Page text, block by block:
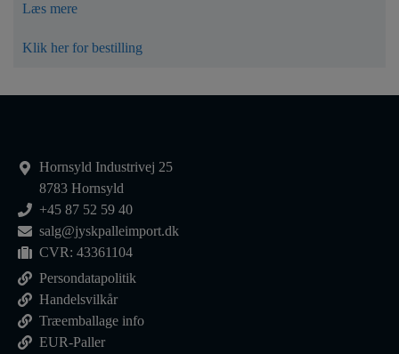
Læs mere
Klik her for bestilling
Hornsyld Industrivej 25
8783 Hornsyld
+45 87 52 59 40
salg@jyskpalleimport.dk
CVR: 43361104
Persondatapolitik
Handelsvilkår
Træemballage info
EUR-Paller